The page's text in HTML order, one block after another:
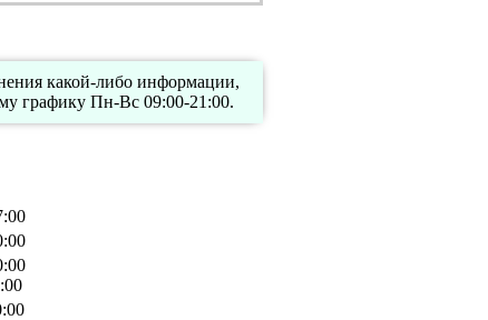
какой-либо информации,
графику Пн-Вс 09:00-21:00.